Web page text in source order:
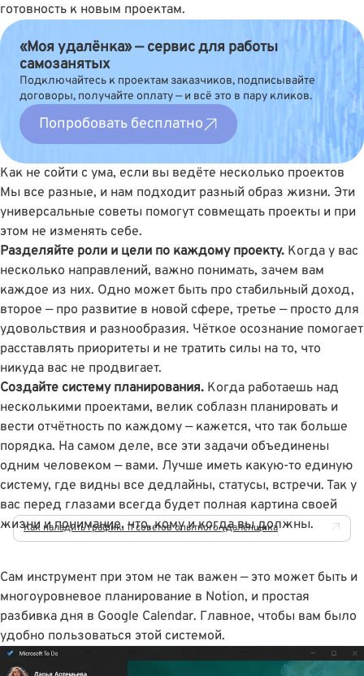
готовность к новым проектам.
«Моя удалёнка» — сервис для работы
самозанятых
Подключайтесь к проектам заказчиков, подписывайте
договоры, получайте оплату — и всё это в пару кликов.
Попробовать бесплатно
Как не сойти с ума, если вы ведёте несколько проектов
Мы все разные, и нам подходит разный образ жизни. Эти
универсальные советы помогут совмещать проекты и при
этом не изменять себе.
Разделяйте роли и цели по каждому проекту. Когда у вас
несколько направлений, важно понимать, зачем вам
каждое из них. Одно может быть про стабильный доход,
второе — про развитие в новой сфере, третье — просто для
удовольствия и разнообразия. Чёткое осознание помогает
расставлять приоритеты и не тратить силы на то, что
никуда вас не продвигает.
Создайте систему планирования. Когда работаешь над
несколькими проектами, велик соблазн планировать и
вести отчётность по каждому — кажется, что так больше
порядка. На самом деле, все эти задачи объединены
одним человеком — вами. Лучше иметь какую-то единую
систему, где видны все дедлайны, статусы, встречи. Так у
вас перед глазами всегда будет полная картина своей
жизни и понимание, что, кому и когда вы должны.
Как наладить график: 11 советов опытного удалёнщика
Сам инструмент при этом не так важен — это может быть и
многоуровневое планирование в Notion, и простая
разбивка дня в Google Calendar. Главное, чтобы вам было
удобно пользоваться этой системой.